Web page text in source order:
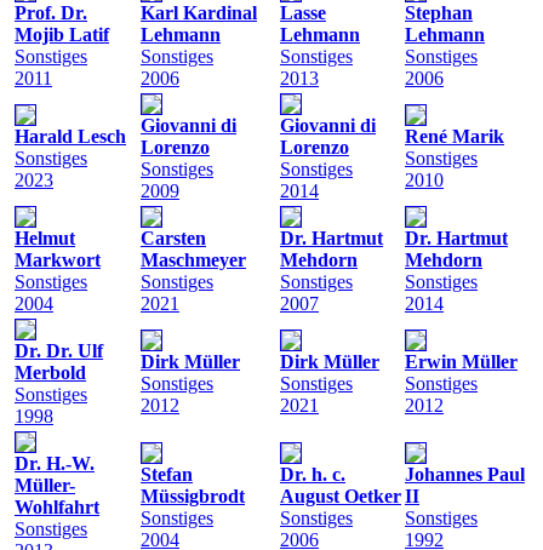
Prof. Dr.
Mojib Latif
Sonstiges
2011
Karl Kardinal
Lehmann
Sonstiges
2006
Lasse
Lehmann
Sonstiges
2013
Stephan
Lehmann
Sonstiges
2006
Harald Lesch
Sonstiges
2023
Giovanni di
Lorenzo
Sonstiges
2009
Giovanni di
Lorenzo
Sonstiges
2014
René Marik
Sonstiges
2010
Helmut
Markwort
Sonstiges
2004
Carsten
Maschmeyer
Sonstiges
2021
Dr. Hartmut
Mehdorn
Sonstiges
2007
Dr. Hartmut
Mehdorn
Sonstiges
2014
Dr. Dr. Ulf
Merbold
Sonstiges
1998
Dirk Müller
Sonstiges
2012
Dirk Müller
Sonstiges
2021
Erwin Müller
Sonstiges
2012
Dr. H.-W.
Müller-
Wohlfahrt
Sonstiges
Stefan
Müssigbrodt
Sonstiges
2004
Dr. h. c.
August Oetker
Sonstiges
2006
Johannes Paul
II
Sonstiges
1992